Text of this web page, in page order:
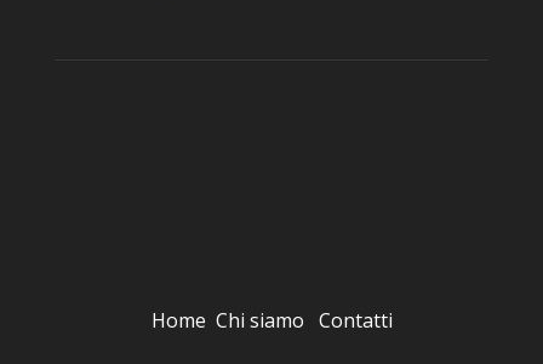
Home Chi siamo Contatti